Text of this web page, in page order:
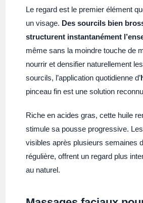
Le regard est le premier élément
un visage. Des sourcils bien
structurent instantanément
même sans la moindre touche de
nourrir et densifier naturellement
sourcils, l’application quotidienne d’
pinceau fin est une solution
Riche en acides gras, cette huile
stimule sa pousse progressive.
visibles après plusieurs semaines
régulière, offrent un regard plus
au naturel.